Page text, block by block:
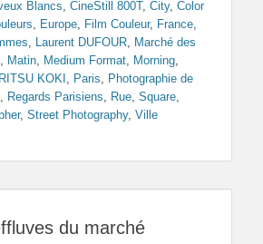
Blancs, CineStill 800T, City, Color
, Europe, Film Couleur, France,
, Laurent DUFOUR, Marché des
, Matin, Medium Format, Morning,
KOKI , Paris, Photographie de
, Regards Parisiens, Rue, Square,
, Street Photography, Ville
du marché